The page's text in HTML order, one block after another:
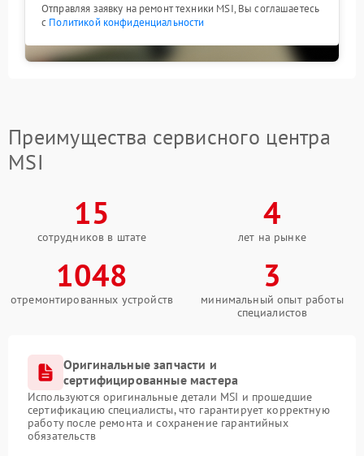
Отправляя заявку на ремонт техники MSI, Вы соглашаетесь
с Политикой конфиденциальности
Преимущества сервисного центра
MSI
15
сотрудников в штате
4
лет на рынке
1048
отремонтированных устройств
3
минимальный опыт работы
специалистов
Оригинальные запчасти и
сертифицированные мастера
Используются оригинальные детали MSI и прошедшие
сертификацию специалисты, что гарантирует корректную
работу после ремонта и сохранение гарантийных
обязательств